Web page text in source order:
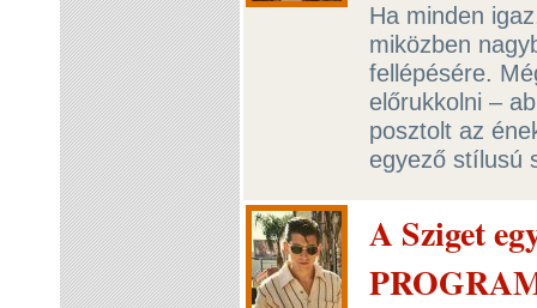
Ha minden
miközben
fellépésére.
előrukkolni –
posztolt az
egyező stílusú
A Sziget